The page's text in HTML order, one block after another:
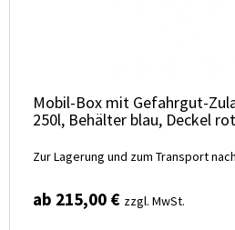
Mobil-Box mit Gefahrgut-
250l, Behälter blau, Deckel rot
Zur Lagerung und zum Transport
ab 215,00 € zzgl. MwSt.